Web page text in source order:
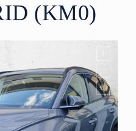
(KM0)